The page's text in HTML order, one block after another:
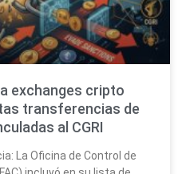
a exchanges cripto
transferencias de
al CGRI
La Oficina de Control de